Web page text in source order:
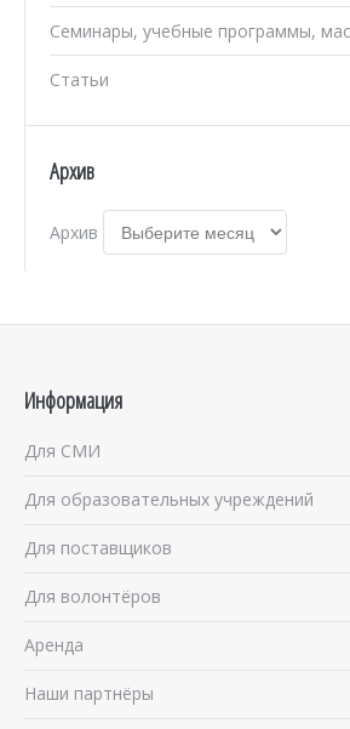
Семинары, учебные программы,
Статьи
Архив
Архив
Информация
Для СМИ
Для образовательных учреждений
Для поставщиков
Для волонтёров
Аренда
Наши партнёры